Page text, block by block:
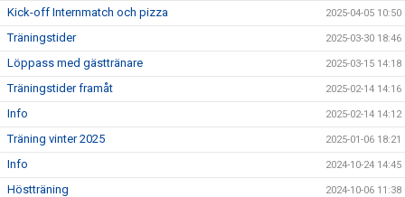
Kick-off Internmatch och pizza 2025-04-05 10:50
Träningstider 2025-03-30 18:46
Löppass med gästtränare 2025-03-15 14:18
Träningstider framåt 2025-02-14 14:16
Info 2025-02-14 14:12
Träning vinter 2025 2025-01-06 18:21
Info 2024-10-24 14:45
Höstträning 2024-10-06 11:38